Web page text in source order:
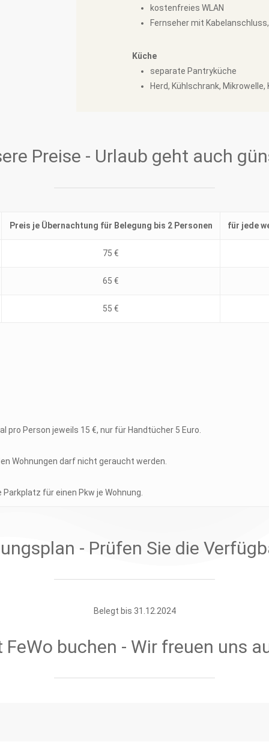
kostenfreies WLAN
Fernseher mit
Küche
separate Pantryküche
Herd, Kühlschrank,
Preise - Urlaub geht auch
Preis je Übernachtung für Belegung bis 2 Personen für jede
75 €
65 €
55 €
Person jeweils 15 €, nur für Handtücher 5 Euro.
Wohnungen darf nicht geraucht werden.
für einen Pkw je Wohnung.
- Prüfen Sie die
Belegt bis 31.12.2024
buchen - Wir freuen uns